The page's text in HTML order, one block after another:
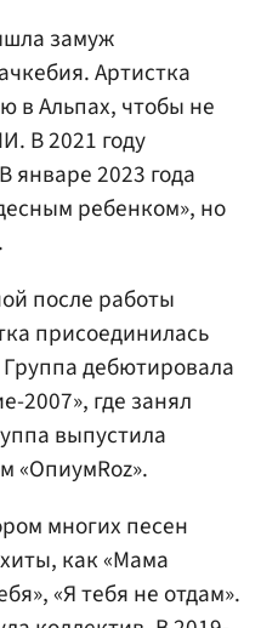
замуж
Артистка
в Альпах, чтобы не
В 2021 году
январе 2023 года
ребенком», но
после работы
присоединилась
Группа дебютировала
2007», где занял
выпустила
«ОпиумRoz».
многих песен
как «Мама
«Я тебя не отдам».